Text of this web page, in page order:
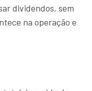
dividendos, sem
na operação e